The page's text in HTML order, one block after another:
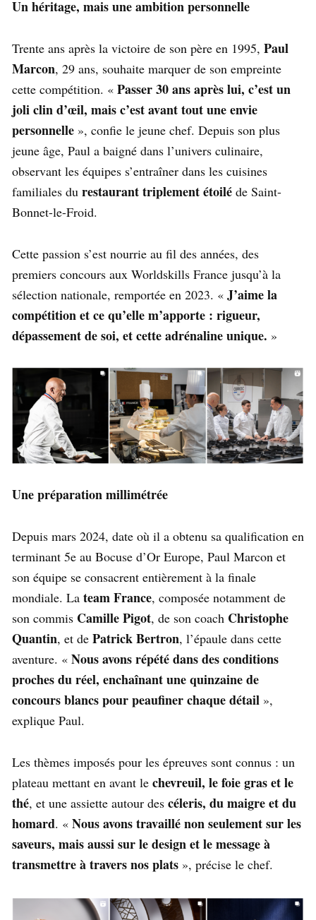
Un héritage, mais une ambition personnelle
Trente ans après la victoire de son père en 1995, Paul
Marcon, 29 ans, souhaite marquer de son empreinte
cette compétition. « Passer 30 ans après lui, c’est un
joli clin d’œil, mais c’est avant tout une envie
personnelle », confie le jeune chef. Depuis son plus
jeune âge, Paul a baigné dans l’univers culinaire,
observant les équipes s’entraîner dans les cuisines
familiales du restaurant triplement étoilé de Saint-
Bonnet-le-Froid.
Cette passion s’est nourrie au fil des années, des
premiers concours aux Worldskills France jusqu’à la
sélection nationale, remportée en 2023. « J’aime la
compétition et ce qu’elle m’apporte : rigueur,
dépassement de soi, et cette adrénaline unique. »
Une préparation millimétrée
Depuis mars 2024, date où il a obtenu sa qualification en
terminant 5e au Bocuse d’Or Europe, Paul Marcon et
son équipe se consacrent entièrement à la finale
mondiale. La team France, composée notamment de
son commis Camille Pigot, de son coach Christophe
Quantin, et de Patrick Bertron, l’épaule dans cette
aventure. « Nous avons répété dans des conditions
proches du réel, enchaînant une quinzaine de
concours blancs pour peaufiner chaque détail »,
explique Paul.
Les thèmes imposés pour les épreuves sont connus : un
plateau mettant en avant le chevreuil, le foie gras et le
thé, et une assiette autour des céleris, du maigre et du
homard. « Nous avons travaillé non seulement sur les
saveurs, mais aussi sur le design et le message à
transmettre à travers nos plats », précise le chef.